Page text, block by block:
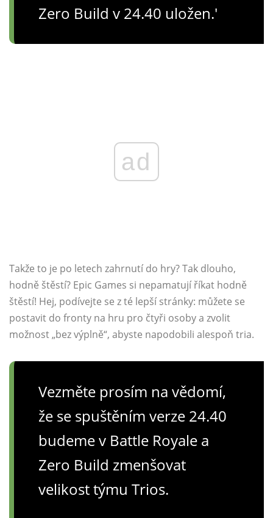
Zero Build v 24.40 uložen.'
ad
Takže to je po letech zahrnutí do hry? Tak dlouho,
hodně štěstí? Epic Games si nepamatují říkat hodně
štěstí! Hej, podívejte se z té lepší stránky: můžete se
postavit do fronty na hru pro čtyři osoby a zvolit
možnost „bez výplně“, abyste napodobili alespoň tria.
Vezměte prosím na vědomí,
že se spuštěním verze 24.40
budeme v Battle Royale a
Zero Build zmenšovat
velikost týmu Trios.